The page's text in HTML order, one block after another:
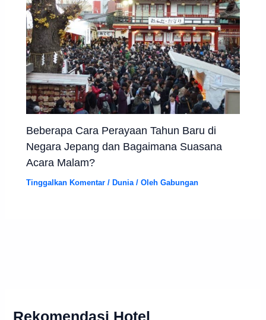
Beberapa Cara Perayaan Tahun Baru di
Negara Jepang dan Bagaimana Suasana
Acara Malam?
Tinggalkan Komentar / Dunia/ OlehGabungan